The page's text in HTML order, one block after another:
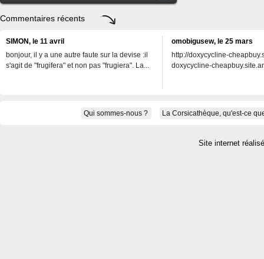
Commentaires récents
SIMON, le 11 avril
bonjour, il y a une autre faute sur la devise :il
s'agit de "frugifera" et non pas "frugiera". La...
omobigusew, le 25 mars
http://doxycycline-
doxycycline-
Qui sommes-nous ? La Corsicathèque, qu'est-ce
Site internet